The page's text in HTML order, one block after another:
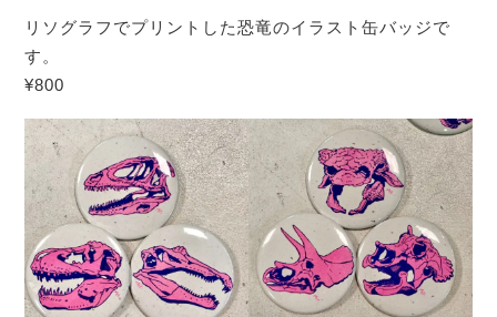
リソグラフでプリントした恐竜のイラスト缶バッジで
す。
¥800